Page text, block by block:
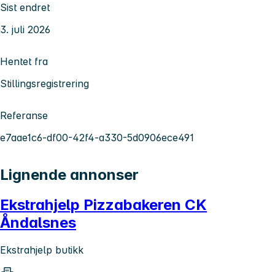
Sist endret
3. juli 2026
Hentet fra
Stillingsregistrering
Referanse
e7aae1c6-df00-42f4-a330-5d0906ece491
Lignende annonser
Ekstrahjelp Pizzabakeren CK
Åndalsnes
Ekstrahjelp butikk